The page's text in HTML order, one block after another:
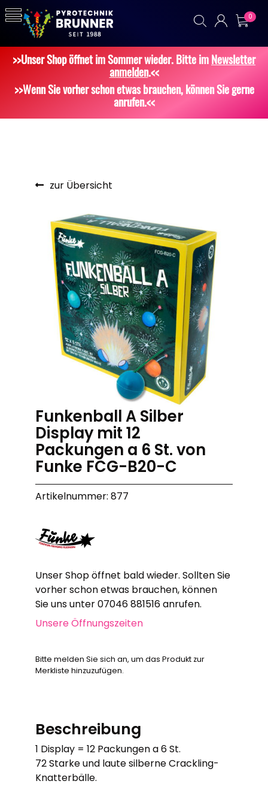
0
>>Unser Shop öffnet im Sommer wieder. Bitte imNewsletter
anmelden.<<
>>Wenn Sie vorher schon etwas brauchen, können Sie gerne
anrufen.<<
zur Übersicht
Funkenball A Silber
Display mit 12
Packungen a 6 St. von
Funke FCG-B20-C
Artikelnummer: 877
Unser Shop öffnet bald wieder. Sollten Sie
vorher schon etwas brauchen, können
Sie uns unter 07046 881516 anrufen.
Unsere Öffnungszeiten
Bitte melden Sie sich an, um das Produkt zur
Merkliste hinzuzufügen.
Beschreibung
1 Display = 12 Packungen a 6 St.
72 Starke und laute silberne Crackling-
Knatterbälle.